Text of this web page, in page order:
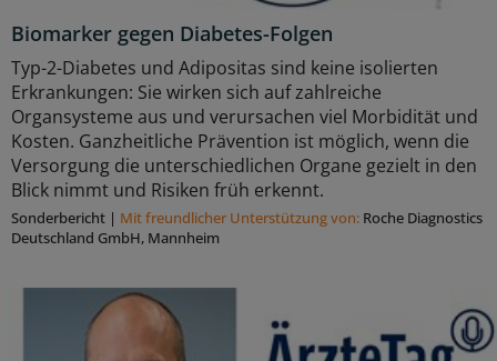
Biomarker gegen Diabetes-Folgen
Typ-2-Diabetes und Adipositas sind keine isolierten
Erkrankungen: Sie wirken sich auf zahlreiche
Organsysteme aus und verursachen viel Morbidität und
Kosten. Ganzheitliche Prävention ist möglich, wenn die
Versorgung die unterschiedlichen Organe gezielt in den
Blick nimmt und Risiken früh erkennt.
Sonderbericht | Mit freundlicher Unterstützung von: Roche Diagnostics
Deutschland GmbH, Mannheim